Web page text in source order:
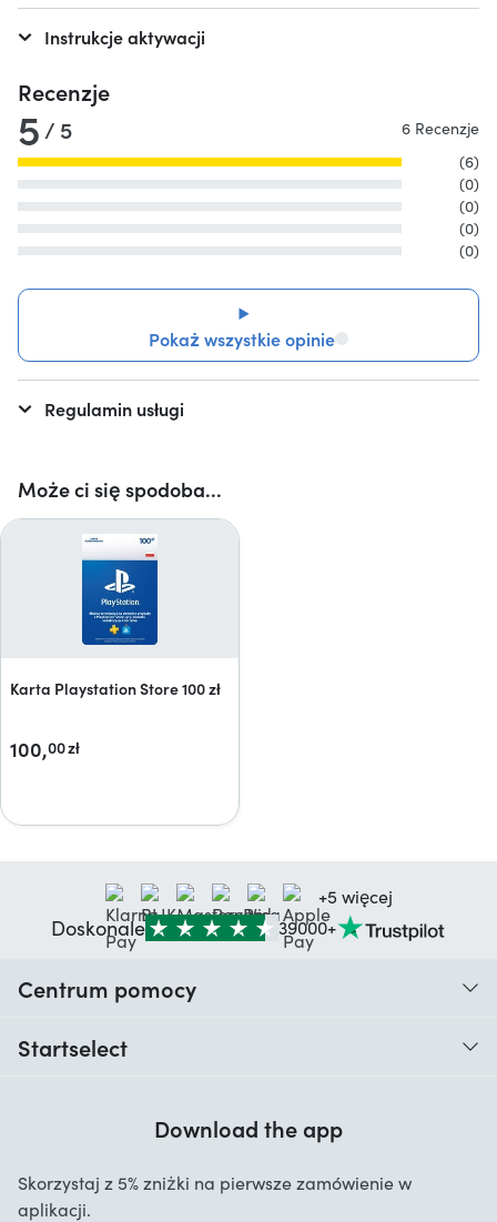
Może ci się spodoba...
Karta Playstation Store 100 zł
100,00zł
Instrukcje aktywacji
Recenzje
5 / 5
6 Recenzje
(6)
(0)
(0)
(0)
(0)
Pokaż wszystkie opinie
Regulamin usługi
+5 więcej
Doskonale 39000+
Centrum pomocy
Kontakt
Startselect
Startselect App
Oferty pracy
Download the app
Skorzystaj z 5% zniżki na pierwsze zamówienie w
aplikacji.